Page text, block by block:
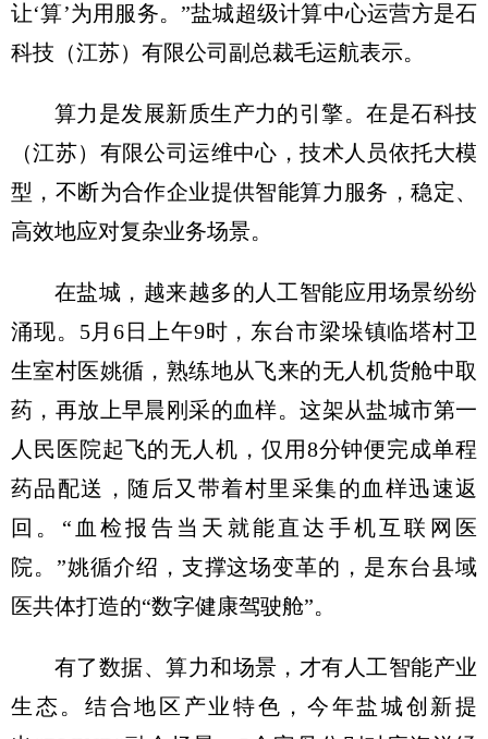
让‘算’为用服务。”盐城超级计算中心运营方是石
科技（江苏）有限公司副总裁毛运航表示。
算力是发展新质生产力的引擎。在是石科技
（江苏）有限公司运维中心，技术人员依托大模
型，不断为合作企业提供智能算力服务，稳定、
高效地应对复杂业务场景。
在盐城，越来越多的人工智能应用场景纷纷
涌现。5月6日上午9时，东台市梁垛镇临塔村卫
生室村医姚循，熟练地从飞来的无人机货舱中取
药，再放上早晨刚采的血样。这架从盐城市第一
人民医院起飞的无人机，仅用8分钟便完成单程
药品配送，随后又带着村里采集的血样迅速返
回。“血检报告当天就能直达手机互联网医
院。”姚循介绍，支撑这场变革的，是东台县域
医共体打造的“数字健康驾驶舱”。
有了数据、算力和场景，才有人工智能产业
生态。结合地区产业特色，今年盐城创新提